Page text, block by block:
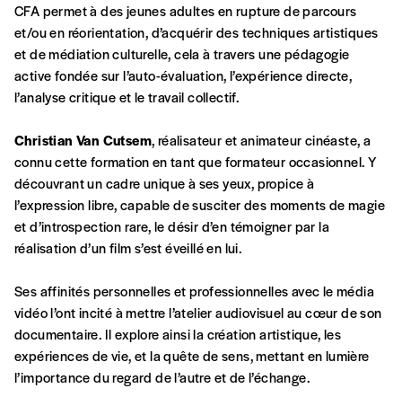
En pratique
Vous vous abonnez pour l’année civile en
cours ou vous commandez au numéro.
Vous indiquez si vous souhaitez recevoir la
Vous renseignez vos coordonnées.
Vous versez le montant de votre choix sur le
compteIBAN BE34 0010 7305
2190avec en communication le numéro de
la commande renseigné dans le mail de
confirmation et la mention “participation
NB: Vous pouvez choisir de participer
financièrement à tout moment, même après
avoir reçu plusieurs numéros. Ce paiement
CFA permet à des jeunes adultes en rupture de parcours
et/ou en réorientation, d’acquérir des techniques artistiques
et de médiation culturelle, cela à travers une pédagogie
active fondée sur l’auto-évaluation, l’expérience directe,
l’analyse critique et le travail collectif.
Christian Van Cutsem, réalisateur et animateur cinéaste, a
connu cette formation en tant que formateur occasionnel. Y
découvrant un cadre unique à ses yeux, propice à
l’expression libre, capable de susciter des moments de magie
et d’introspection rare, le désir d’en témoigner par la
réalisation d’un film s’est éveillé en lui.
Ses affinités personnelles et professionnelles avec le média
vidéo l’ont incité à mettre l’atelier audiovisuel au cœur de son
documentaire. Il explore ainsi la création artistique, les
expériences de vie, et la quête de sens, mettant en lumière
l’importance du regard de l’autre et de l’échange.